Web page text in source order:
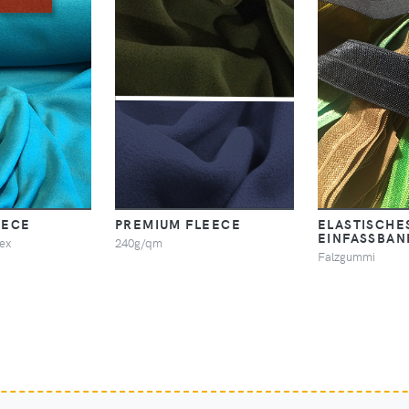
PREMIUM FLEECE
240g/qm
Falzgummi